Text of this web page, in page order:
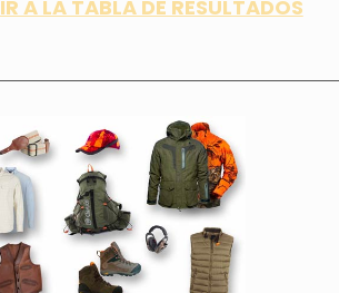
IR A LA TABLA DE RESULTADOS